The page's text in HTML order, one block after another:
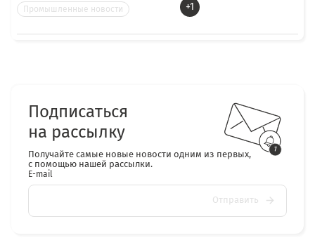
Промышленные новости
+1
Подписаться
на рассылку
Получайте самые новые новости одним из первых,
с помощью нашей рассылки.
E-mail
Отправить